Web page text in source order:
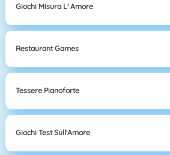
Giochi Misura L' Amore
Restaurant Games
Tessere Pianoforte
Giochi Test Sull'Amore